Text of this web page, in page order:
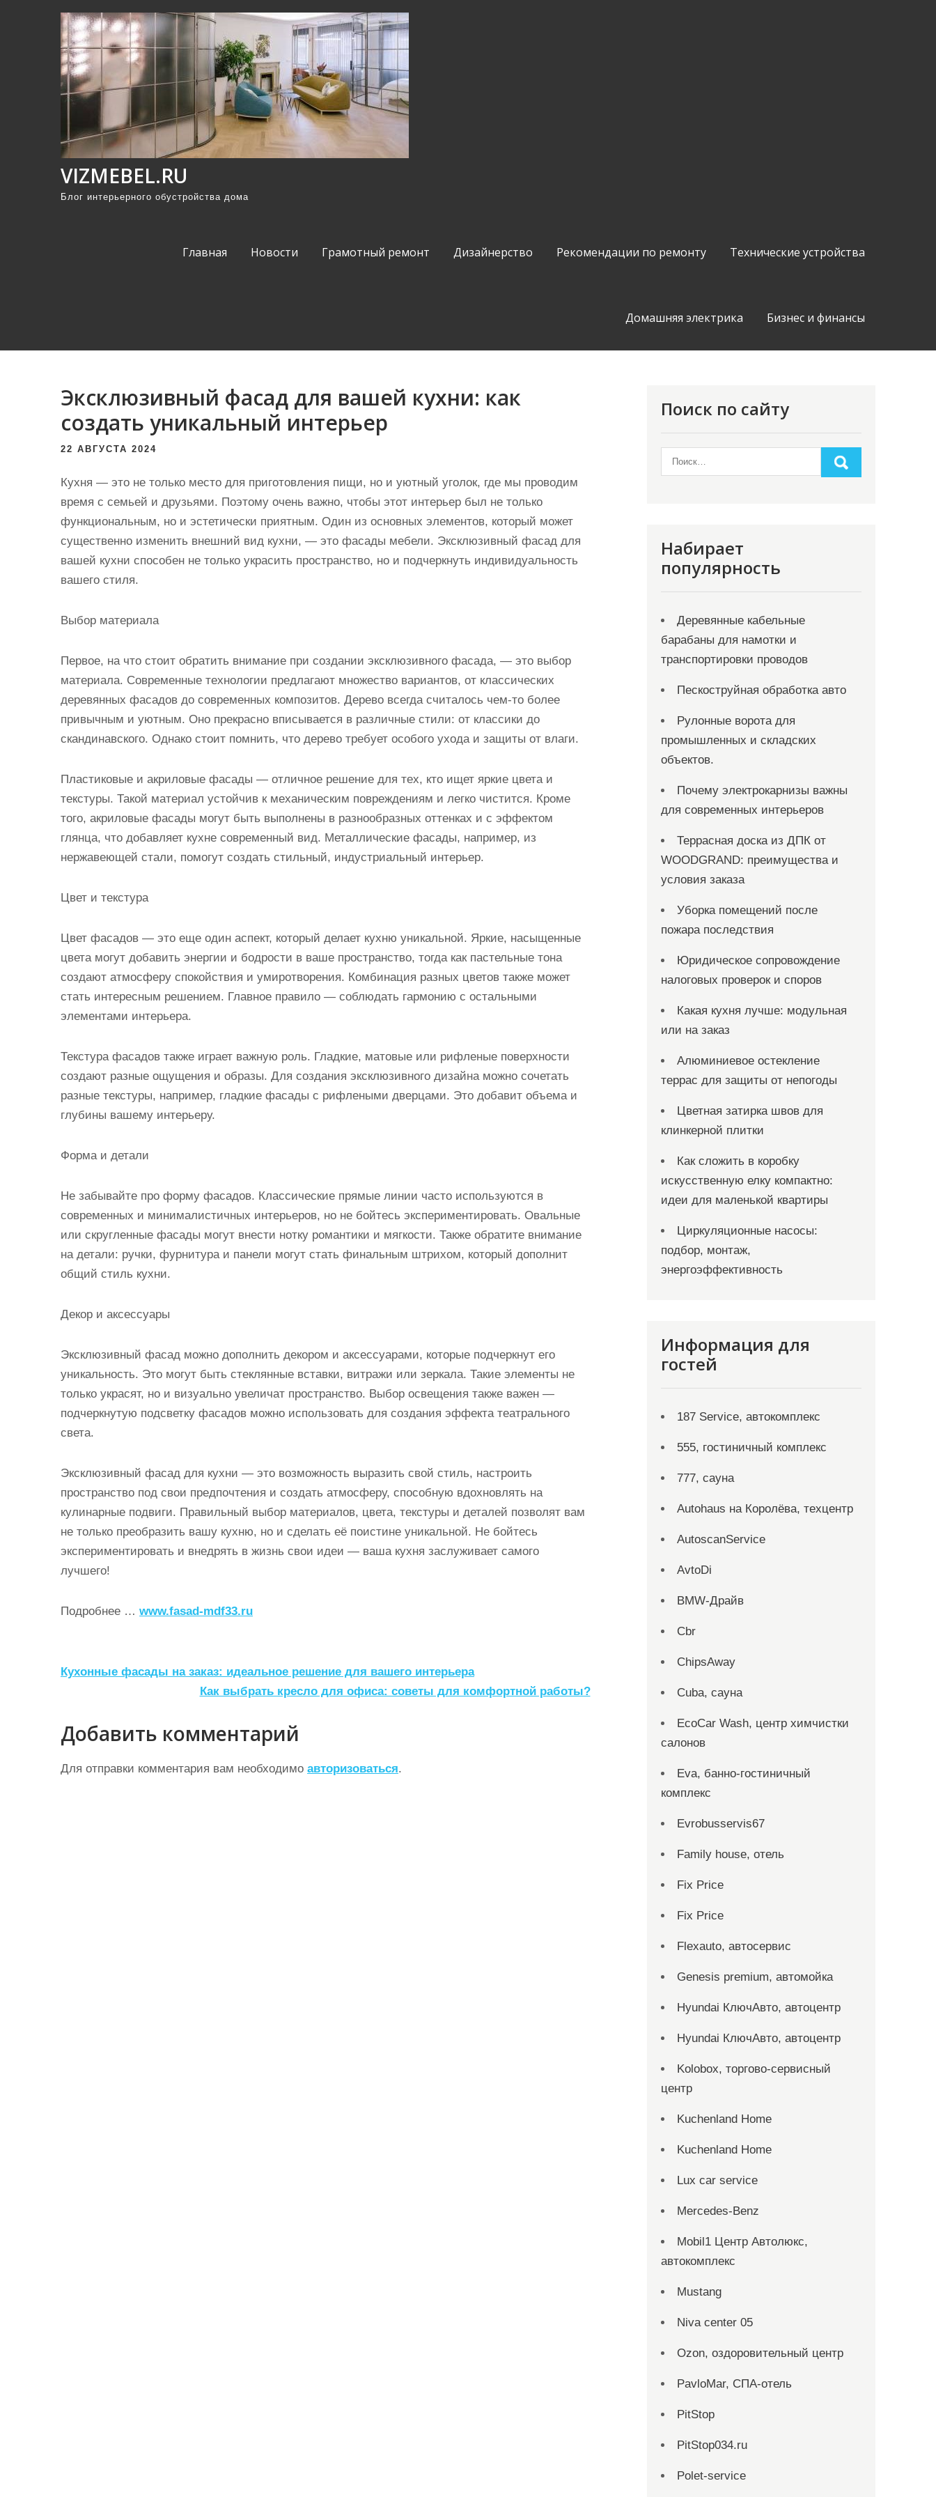
VIZMEBEL.RU
Блог интерьерного обустройства дома
Главная Новости Грамотный ремонт Дизайнерство Рекомендации по ремонту Технические устройства
Домашняя электрика Бизнес и финансы
Эксклюзивный фасад для вашей кухни: как
создать уникальный интерьер
22 АВГУСТА 2024
Кухня — это не только место для приготовления пищи, но и уютный уголок, где мы проводим
время с семьей и друзьями. Поэтому очень важно, чтобы этот интерьер был не только
функциональным, но и эстетически приятным. Один из основных элементов, который может
существенно изменить внешний вид кухни, — это фасады мебели. Эксклюзивный фасад для
вашей кухни способен не только украсить пространство, но и подчеркнуть индивидуальность
вашего стиля.
Выбор материала
Первое, на что стоит обратить внимание при создании эксклюзивного фасада, — это выбор
материала. Современные технологии предлагают множество вариантов, от классических
деревянных фасадов до современных композитов. Дерево всегда считалось чем-то более
привычным и уютным. Оно прекрасно вписывается в различные стили: от классики до
скандинавского. Однако стоит помнить, что дерево требует особого ухода и защиты от влаги.
Пластиковые и акриловые фасады — отличное решение для тех, кто ищет яркие цвета и
текстуры. Такой материал устойчив к механическим повреждениям и легко чистится. Кроме
того, акриловые фасады могут быть выполнены в разнообразных оттенках и с эффектом
глянца, что добавляет кухне современный вид. Металлические фасады, например, из
нержавеющей стали, помогут создать стильный, индустриальный интерьер.
Цвет и текстура
Цвет фасадов — это еще один аспект, который делает кухню уникальной. Яркие, насыщенные
цвета могут добавить энергии и бодрости в ваше пространство, тогда как пастельные тона
создают атмосферу спокойствия и умиротворения. Комбинация разных цветов также может
стать интересным решением. Главное правило — соблюдать гармонию с остальными
элементами интерьера.
Текстура фасадов также играет важную роль. Гладкие, матовые или рифленые поверхности
создают разные ощущения и образы. Для создания эксклюзивного дизайна можно сочетать
разные текстуры, например, гладкие фасады с рифлеными дверцами. Это добавит объема и
глубины вашему интерьеру.
Форма и детали
Не забывайте про форму фасадов. Классические прямые линии часто используются в
современных и минималистичных интерьеров, но не бойтесь экспериментировать. Овальные
или скругленные фасады могут внести нотку романтики и мягкости. Также обратите внимание
на детали: ручки, фурнитура и панели могут стать финальным штрихом, который дополнит
общий стиль кухни.
Декор и аксессуары
Эксклюзивный фасад можно дополнить декором и аксессуарами, которые подчеркнут его
уникальность. Это могут быть стеклянные вставки, витражи или зеркала. Такие элементы не
только украсят, но и визуально увеличат пространство. Выбор освещения также важен —
подчеркнутую подсветку фасадов можно использовать для создания эффекта театрального
света.
Эксклюзивный фасад для кухни — это возможность выразить свой стиль, настроить
пространство под свои предпочтения и создать атмосферу, способную вдохновлять на
кулинарные подвиги. Правильный выбор материалов, цвета, текстуры и деталей позволят вам
не только преобразить вашу кухню, но и сделать её поистине уникальной. Не бойтесь
экспериментировать и внедрять в жизнь свои идеи — ваша кухня заслуживает самого
лучшего!
Подробнее … www.fasad-mdf33.ru
Н
в
и
г
Кухонные фасады на заказ: идеальное решение для вашего интерьера
Как выбрать кресло для офиса: советы для комфортной работы?
Добавить комментарий
Для отправки комментария вам необходимо авторизоваться.
Поиск по сайту
Набирает
популярность
Деревянные кабельные
барабаны для намотки и
транспортировки проводов
Пескоструйная обработка авто
Рулонные ворота для
промышленных и складских
объектов.
Почему электрокарнизы важны
для современных интерьеров
Террасная доска из ДПК от
WOODGRAND: преимущества и
условия заказа
Уборка помещений после
пожара последствия
Юридическое сопровождение
налоговых проверок и споров
Какая кухня лучше: модульная
или на заказ
Алюминиевое остекление
террас для защиты от непогоды
Цветная затирка швов для
клинкерной плитки
Как сложить в коробку
искусственную елку компактно:
идеи для маленькой квартиры
Циркуляционные насосы:
подбор, монтаж,
энергоэффективность
Информация для
гостей
187 Service, автокомплекс
555, гостиничный комплекс
777, сауна
Autohaus на Королёва, техцентр
AutoscanService
AvtoDi
BMW-Драйв
Cbr
ChipsAway
Cuba, сауна
EcoCar Wash, центр химчистки
салонов
Eva, банно-гостиничный
комплекс
Evrobusservis67
Family house, отель
Fix Price
Fix Price
Flexauto, автосервис
Genesis premium, автомойка
Hyundai КлючАвто, автоцентр
Hyundai КлючАвто, автоцентр
Kolobox, торгово-сервисный
центр
Kuchenland Home
Kuchenland Home
Lux car service
Mercedes-Benz
Mobil1 Центр Автолюкс,
автокомплекс
Mustang
Niva center 05
Ozon, оздоровительный центр
PavloMar, СПА-отель
PitStop
PitStop034.ru
Polet-service